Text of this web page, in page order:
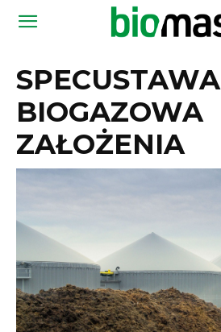
Magazyn
SPECUSTAWA
BIOGAZOWA
ZAŁOŻENIA